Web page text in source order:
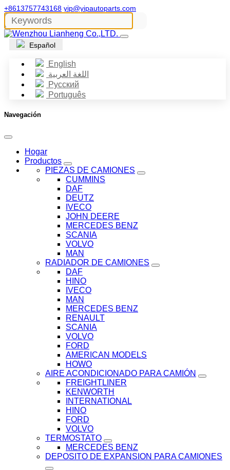
+8613757743168 yip@yipautoparts.com
Español
English
اللغة العربية
Русский
Português
Navegación
Hogar
Productos
PIEZAS DE CAMIONES
CUMMINS
DAF
DEUTZ
IVECO
JOHN DEERE
MERCEDES BENZ
SCANIA
VOLVO
MAN
RADIADOR DE CAMIONES
DAF
HINO
IVECO
MAN
MERCEDES BENZ
RENAULT
SCANIA
VOLVO
FORD
AMERICAN MODELS
HOWO
AIRE ACONDICIONADO PARA CAMIÓN
FREIGHTLINER
KENWORTH
INTERNATIONAL
HINO
FORD
VOLVO
TERMOSTATO
MERCEDES BENZ
DEPOSITO DE EXPANSION PARA CAMIONES